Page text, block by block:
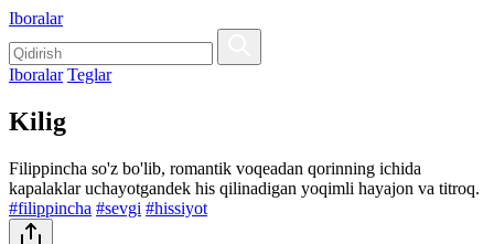
Iboralar
Iboralar Teglar
Kilig
Filippincha so'z bo'lib, romantik voqeadan qorinning ichida
kapalaklar uchayotgandek his qilinadigan yoqimli hayajon va titroq.
#filippincha #sevgi #hissiyot